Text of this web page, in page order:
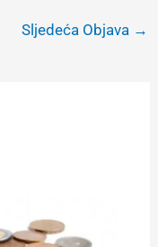
Sljedeća Objava →